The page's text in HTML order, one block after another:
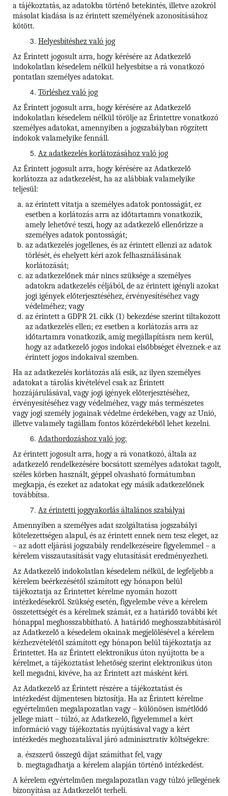
a tájékoztatás, az adatokba történő betekintés, illetve azokról
másolat kiadása is az érintett személyének azonosításához
kötött.
Helyesbítéshez való jog
Az Érintett jogosult arra, hogy kérésére az Adatkezelő
indokolatlan késedelem nélkül helyesbítse a rá vonatkozó
pontatlan személyes adatokat.
Törléshez való jog
Az Érintett jogosult arra, hogy kérésére az Adatkezelő
indokolatlan késedelem nélkül törölje az Érintettre vonatkozó
személyes adatokat, amennyiben a jogszabályban rögzített
indokok valamelyike fennáll.
Az adatkezelés korlátozásához való jog
Az Érintett jogosult arra, hogy kérésére az Adatkezelő
korlátozza az adatkezelést, ha az alábbiak valamelyike
teljesül:
az érintett vitatja a személyes adatok pontosságát, ez
esetben a korlátozás arra az időtartamra vonatkozik,
amely lehetővé teszi, hogy az adatkezelő ellenőrizze a
személyes adatok pontosságát;
az adatkezelés jogellenes, és az érintett ellenzi az adatok
törlését, és ehelyett kéri azok felhasználásának
korlátozását;
az adatkezelőnek már nincs szüksége a személyes
adatokra adatkezelés céljából, de az érintett igényli azokat
jogi igények előterjesztéséhez, érvényesítéséhez vagy
védelméhez; vagy
az érintett a GDPR 21. cikk (1) bekezdése szerint tiltakozott
az adatkezelés ellen; ez esetben a korlátozás arra az
időtartamra vonatkozik, amíg megállapításra nem kerül,
hogy az adatkezelő jogos indokai elsőbbséget élveznek-e az
érintett jogos indokaival szemben.
Ha az adatkezelés korlátozás alá esik, az ilyen személyes
adatokat a tárolás kivételével csak az Érintett
hozzájárulásával, vagy jogi igények előterjesztéséhez,
érvényesítéséhez vagy védelméhez, vagy más természetes
vagy jogi személy jogainak védelme érdekében, vagy az Unió,
illetve valamely tagállam fontos közérdekéből lehet kezelni.
Adathordozáshoz való jog:
Az érintett jogosult arra, hogy a rá vonatkozó, általa az
adatkezelő rendelkezésére bocsátott személyes adatokat tagolt,
széles körben használt, géppel olvasható formátumban
megkapja, és ezeket az adatokat egy másik adatkezelőnek
továbbítsa.
Az érintetti joggyakorlás általános szabályai
Amennyiben a személyes adat szolgáltatása jogszabályi
kötelezettségen alapul, és az érintett ennek nem tesz eleget, az
– az adott eljárási jogszabály rendelkezéseire figyelemmel – a
kérelem visszautasítását vagy elutasítását eredményezheti.
Az Adatkezelő indokolatlan késedelem nélkül, de legfeljebb a
kérelem beérkezésétől számított egy hónapon belül
tájékoztatja az Érintettet kérelme nyomán hozott
intézkedésekről. Szükség esetén, figyelembe véve a kérelem
összetettségét és a kérelmek számát, ez a határidő további két
hónappal meghosszabbítható. A határidő meghosszabbításáról
az Adatkezelő a késedelem okainak megjelölésével a kérelem
kézhezvételétől számított egy hónapon belül tájékoztatja az
Érintettet. Ha az Érintett elektronikus úton nyújtotta be a
kérelmet, a tájékoztatást lehetőség szerint elektronikus úton
kell megadni, kivéve, ha az Érintett azt másként kéri.
Az Adatkezelő az Érintett részére a tájékoztatást és
intézkedést díjmentesen biztosítja. Ha az Érintett kérelme
egyértelműen megalapozatlan vagy – különösen ismétlődő
jellege miatt – túlzó, az Adatkezelő, figyelemmel a kért
információ vagy tájékoztatás nyújtásával vagy a kért
intézkedés meghozatalával járó adminisztratív költségekre:
észszerű összegű díjat számíthat fel, vagy
megtagadhatja a kérelem alapján történő intézkedést.
A kérelem egyértelműen megalapozatlan vagy túlzó jellegének
bizonyítása az Adatkezelőt terheli.